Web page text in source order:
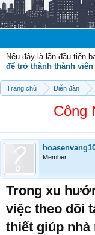
Nếu đây là lần đầu tiên
để trở thành thành viên
Trang chủ Diễn đàn
Công
Member
Trong xu
việc theo dõi
thiết giúp nhà